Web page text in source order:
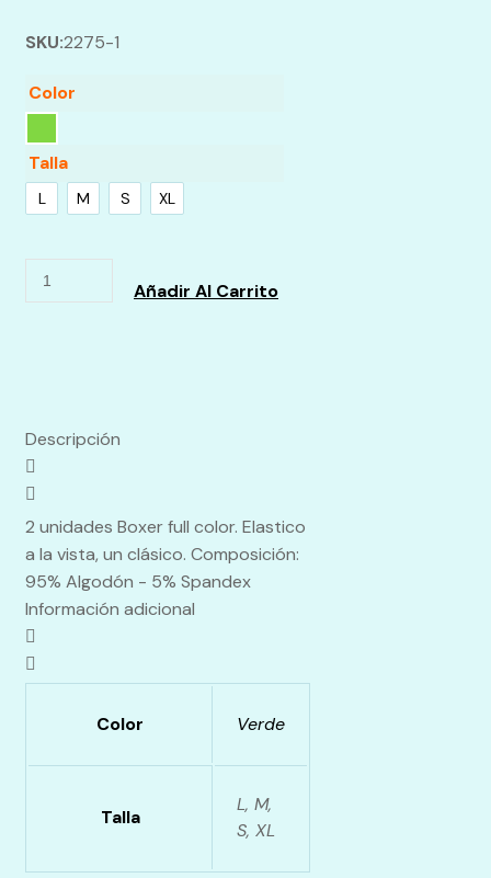
SKU:2275-1
Color
Talla
L M S XL
Añadir Al Carrito
Descripción
2 unidades Boxer full color. Elastico
a la vista, un clásico. Composición:
95% Algodón - 5% Spandex
Información adicional
Color Verde
Talla
L, M,
S, XL